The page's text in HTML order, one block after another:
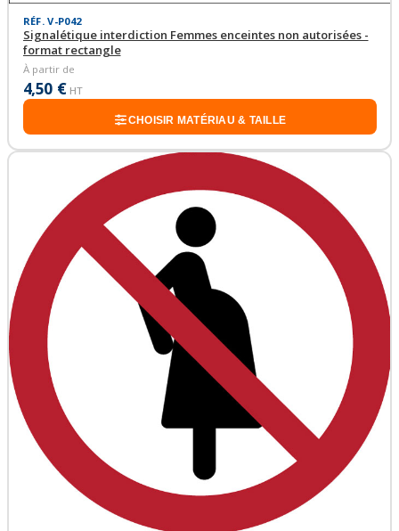
RÉF. V-P042
Signalétique interdiction Femmes enceintes non autorisées -
format rectangle
À partir de
4,50 € HT
CHOISIR MATÉRIAU & TAILLE